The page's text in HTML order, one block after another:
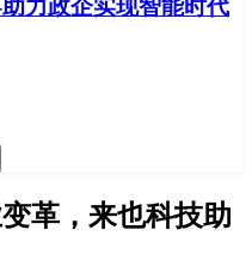
革，来也科技助